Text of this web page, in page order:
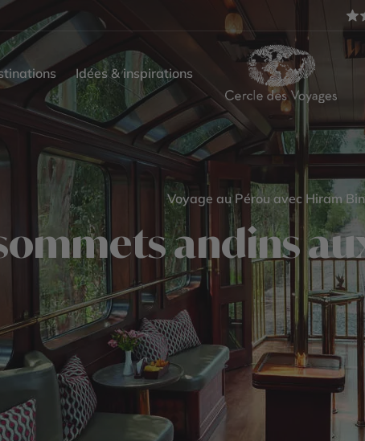
Idées & inspirations
Voyage au Pérou avec Hiram
andins